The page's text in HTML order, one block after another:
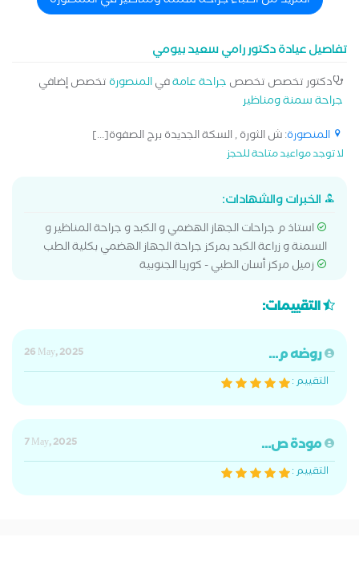
تفاصيل عيادة دكتور رامي سعيد بيومي
دكتور تخصص تخصص جراحة عامةفيالمنصورة تخصص إضافي
جراحة سمنة ومناظير
المنصورة: ش الثورة , السكة الجديدة برج الصفوة[...]
لا توجد مواعيد متاحة للحجز
الخبرات والشهادات:
استاذ م جراحات الجهاز الهضمي و الكبد و جراحة المناظير و
السمنة و زراعة الكبد بمركز جراحة الجهاز الهضمي بكلية الطب
زميل مركز أسان الطبي - كوريا الجنوبية
التقييمات:
روضه م...
26 May, 2025
التقييم :
مودة ص...
7 May, 2025
التقييم :